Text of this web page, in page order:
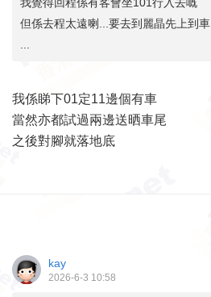
但係去程太遠喇...要去到麗晶先上到車
我係睇下01定11邊個有車
當然亦都試過兩邊送晒車尾
之後對腳就落地底
kay
2026-6-3 10:58